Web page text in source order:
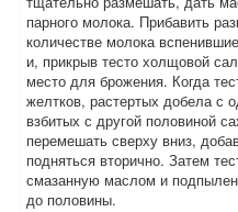
парного молока. Прибавить
количестве молока
и, прикрыв тесто холщовой
место для брожения. Когда
желтков, растертых добела с
взбитых с другой половиной
перемешать сверху вниз,
подняться вторично. Затем
смазанную маслом и
до половины.